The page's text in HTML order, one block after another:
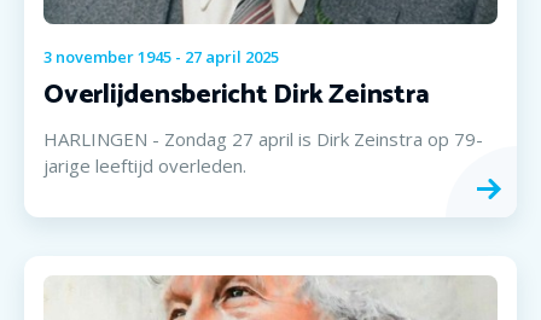
3 november1945 - 27 april 2025
Overlijdensbericht Dirk Zeinstra
HARLINGEN - Zondag 27 april is Dirk Zeinstra op 79-
jarige leeftijd overleden.